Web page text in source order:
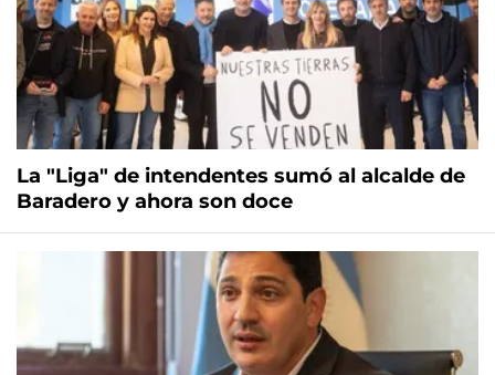
La "Liga" de intendentes sumó al alcalde de
Baradero y ahora son doce